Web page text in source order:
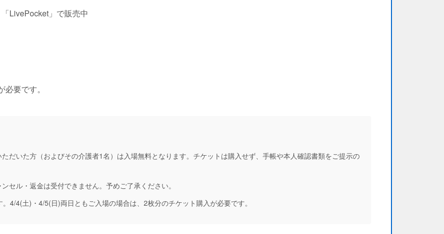
LivePocket」で販売中
要です。
だいた方（およびその介護者1名）は入場無料となります。チケットは購入せず、手帳や本人確認書類をご提示の
セル・返金は受付できません。予めご了承ください。
4/4(土)・4/5(日)両日ともご入場の場合は、2枚分のチケット購入が必要です。